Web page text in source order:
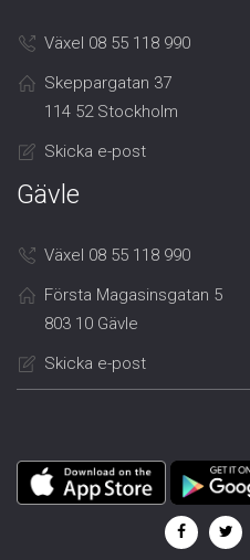
Växel 08 55 118 990
Skeppargatan 37
114 52 Stockholm
Skicka e-post
Gävle
Växel 08 55 118 990
Första Magasinsgatan 5
803 10 Gävle
Skicka e-post